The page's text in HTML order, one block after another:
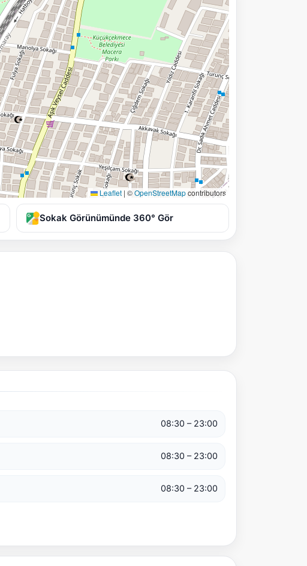
Leaflet | ©OpenStreetMapcontributors
Sokak Görünümünde 360° Gör
08:30 – 23:00
08:30 – 23:00
08:30 – 23:00